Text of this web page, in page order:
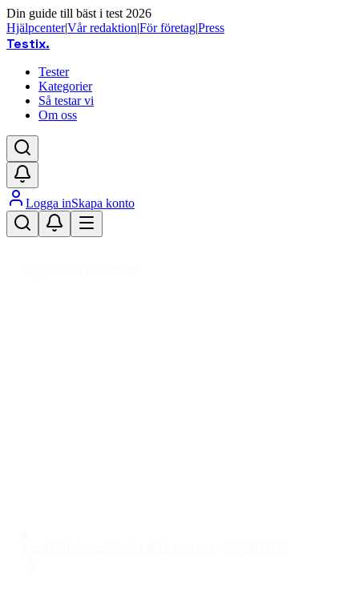
Din guide till bäst i test 2026
Hjälpcenter|Vår redaktion|För företag|Press
Testix.
Tester
Kategorier
Så testar vi
Om oss
Logga inSkapa konto